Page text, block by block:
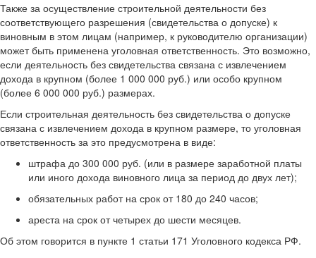
Также за осуществление строительной деятельности без
соответствующего разрешения (свидетельства о допуске) к
виновным в этом лицам (например, к руководителю организации)
может быть применена уголовная ответственность. Это возможно,
если деятельность без свидетельства связана с извлечением
дохода в крупном (более 1 000 000 руб.) или особо крупном
(более 6 000 000 руб.) размерах.
Если строительная деятельность без свидетельства о допуске
связана с извлечением дохода в крупном размере, то уголовная
ответственность за это предусмотрена в виде:
штрафа до 300 000 руб. (или в размере заработной платы
или иного дохода виновного лица за период до двух лет);
обязательных работ на срок от 180 до 240 часов;
ареста на срок от четырех до шести месяцев.
Об этом говорится в пункте 1 статьи 171 Уголовного кодекса РФ.